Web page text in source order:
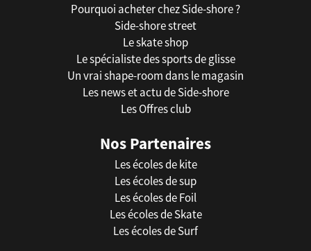
Pourquoi acheter chez Side-shore ?
Side-shore street
Le skate shop
Le spécialiste des sports de glisse
Un vrai shape-room dans le magasin
Les news et actu de Side-shore
Les Offres club
Nos Partenaires
Les écoles de kite
Les écoles de sup
Les écoles de Foil
Les écoles de Skate
Les écoles de Surf